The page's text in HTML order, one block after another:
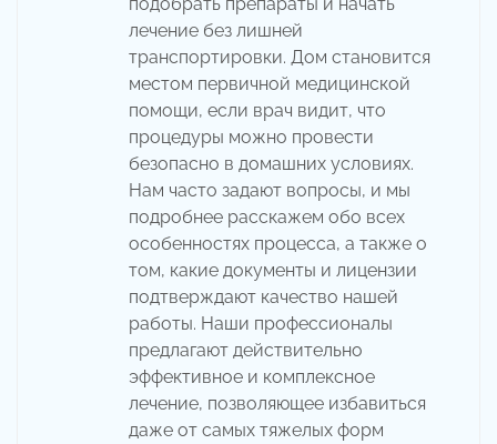
лечение без лишней
транспортировки. Дом становится
местом первичной медицинской
помощи, если врач видит, что
процедуры можно провести
безопасно в домашних условиях.
Нам часто задают вопросы, и мы
подробнее расскажем обо всех
особенностях процесса, а также о
том, какие документы и лицензии
подтверждают качество нашей
работы. Наши профессионалы
предлагают действительно
эффективное и комплексное
лечение, позволяющее избавиться
даже от самых тяжелых форм